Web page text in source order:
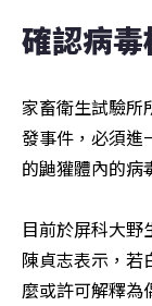
確認病
家畜衛生試驗所
發事件，必須進
的鼬獾體內的病
目前於屏科大
陳貞志表示，若
麼或許可解釋為